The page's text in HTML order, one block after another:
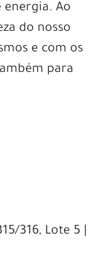
energia. Ao
do nosso
e com os
para
316, Lote 5 |